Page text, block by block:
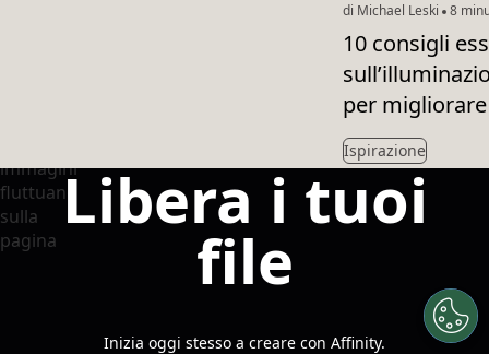
di Michael Leski 8
10 consigli
per
Ispirazione
Libera i tuoi
file
Inizia oggi stesso a creare con Affinity.